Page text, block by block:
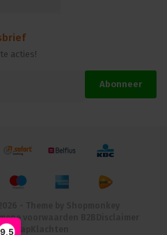
9,5
acties!
Abonneer
voorwaarden B2B
map